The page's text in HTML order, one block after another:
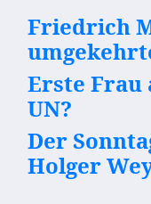
Friedrich
Erste Frau
UN?
Der
Holger